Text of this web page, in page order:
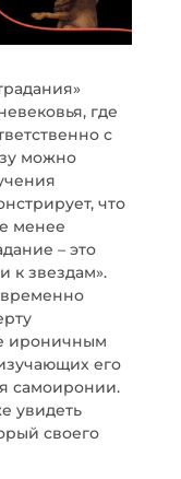
где
с
можно
что
менее
– это
к звездам».
ироничным
его
самоиронии.
увидеть
своего